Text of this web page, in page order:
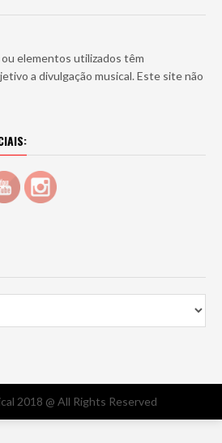
elementos utilizados têm
a divulgação musical. Este site não
2018 @ All Rights Reserved